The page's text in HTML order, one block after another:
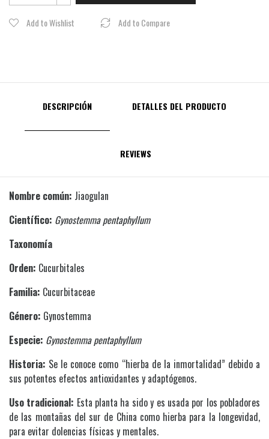
Add to Wishlist Add to Compare
DESCRIPCIÓN DETALLES DEL PRODUCTO
REVIEWS
Nombre común: Jiaogulan
Científico: Gynostemma pentaphyllum
Taxonomía
Orden: Cucurbitales
Familia: Cucurbitaceae
Género: Gynostemma
Especie: Gynostemma pentaphyllum
Historia: Se le conoce como “hierba de la inmortalidad” debido a
sus potentes efectos antioxidantes y adaptógenos.
Uso tradicional: Esta planta ha sido y es usada por los pobladores
de las montañas del sur de China como hierba para la longevidad,
para evitar dolencias físicas y mentales.